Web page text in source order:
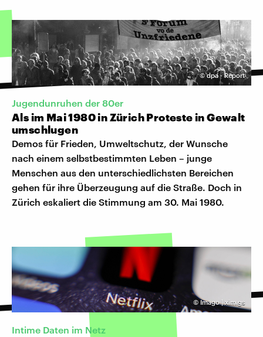
©dpa - Report
Jugendunruhen der 80er
Als im Mai 1980 in Zürich Proteste in Gewalt
umschlugen
Demos für Frieden, Umweltschutz, der Wunsche
nach einem selbstbestimmten Leben – junge
Menschen aus den unterschiedlichsten Bereichen
gehen für ihre Überzeugung auf die Straße. Doch in
Zürich eskaliert die Stimmung am 30. Mai 1980.
© Imago | xim.gs
Intime Daten im Netz